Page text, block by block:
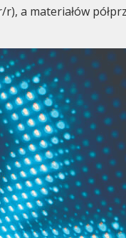
a materiałów